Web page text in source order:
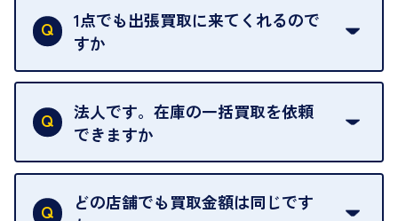
ただし、お品物の種類や量によっては対応させてい
ただくことがあります。
1点でも出張買取に来てくれるので
すか
はい。1点でもお伺いします。
法人です。在庫の一括買取を依頼
できますか
はい。喜んで承ります。出張買取をご利用くださ
い。
どの店舗でも買取金額は同じです